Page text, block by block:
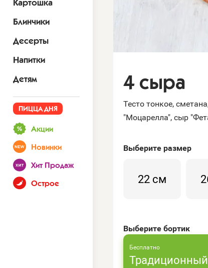
Картошка
Блинчики
Десерты
Напитки
Детям
ПИЦЦА ДНЯ
Акции
Новинки
Хит Продаж
Острое
4 сыра
Тесто тонкое,
"Моцарелла", сыр
Выберитеразмер
22 см
Выберите бортик
Бесплатно
Традиционный